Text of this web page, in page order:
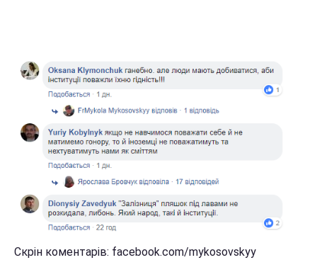
Скрін коментарів: facebook.com/mykosovskyy